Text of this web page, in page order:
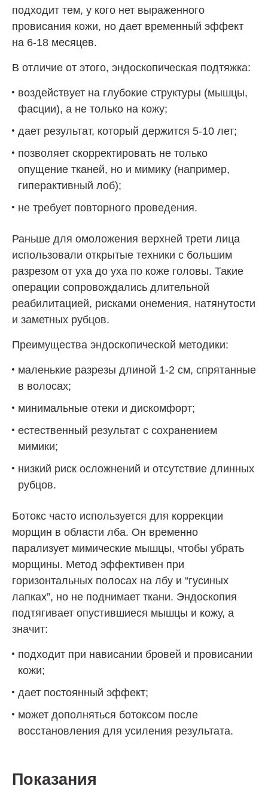
подходит тем, у кого нет выраженного
провисания кожи, но дает временный эффект
на 6-18 месяцев.
В отличие от этого, эндоскопическая подтяжка:
воздействует на глубокие структуры (мышцы,
фасции), а не только на кожу;
дает результат, который держится 5-10 лет;
позволяет скорректировать не только
опущение тканей, но и мимику (например,
гиперактивный лоб);
не требует повторного проведения.
Раньше для омоложения верхней трети лица
использовали открытые техники с большим
разрезом от уха до уха по коже головы. Такие
операции сопровождались длительной
реабилитацией, рисками онемения, натянутости
и заметных рубцов.
Преимущества эндоскопической методики:
маленькие разрезы длиной 1-2 см, спрятанные
в волосах;
минимальные отеки и дискомфорт;
естественный результат с сохранением
мимики;
низкий риск осложнений и отсутствие длинных
рубцов.
Ботокс часто используется для коррекции
морщин в области лба. Он временно
парализует мимические мышцы, чтобы убрать
морщины. Метод эффективен при
горизонтальных полосах на лбу и “гусиных
лапках”, но не поднимает ткани. Эндоскопия
подтягивает опустившиеся мышцы и кожу, а
значит:
подходит при нависании бровей и провисании
кожи;
дает постоянный эффект;
может дополняться ботоксом после
восстановления для усиления результата.
Показания